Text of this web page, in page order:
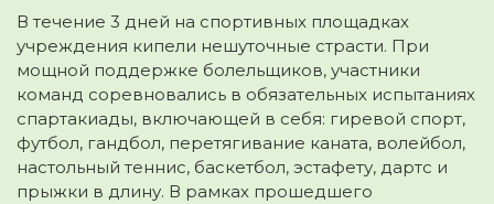
В течение 3 дней на спортивных площадках
учреждения кипели нешуточные страсти. При
мощной поддержке болельщиков, участники
команд соревновались в обязательных испытаниях
спартакиады, включающей в себя: гиревой спорт,
футбол, гандбол, перетягивание каната, волейбол,
настольный теннис, баскетбол, эстафету, дартс и
прыжки в длину. В рамках прошедшего